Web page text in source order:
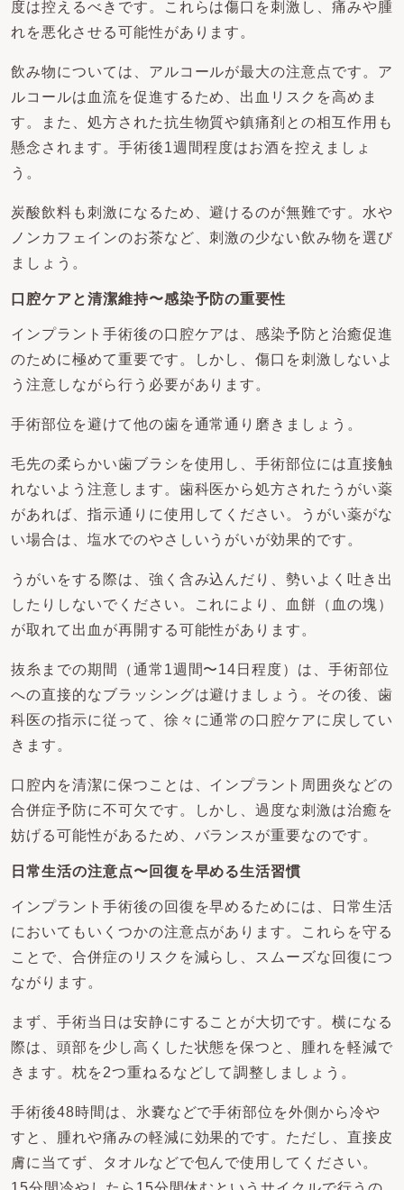
度は控えるべきです。これらは傷口を刺激し、痛みや腫
れを悪化させる可能性があります。
飲み物については、アルコールが最大の注意点です。ア
ルコールは血流を促進するため、出血リスクを高めま
す。また、処方された抗生物質や鎮痛剤との相互作用も
懸念されます。手術後1週間程度はお酒を控えましょ
う。
炭酸飲料も刺激になるため、避けるのが無難です。水や
ノンカフェインのお茶など、刺激の少ない飲み物を選び
ましょう。
口腔ケアと清潔維持〜感染予防の重要性
インプラント手術後の口腔ケアは、感染予防と治癒促進
のために極めて重要です。しかし、傷口を刺激しないよ
う注意しながら行う必要があります。
手術部位を避けて他の歯を通常通り磨きましょう。
毛先の柔らかい歯ブラシを使用し、手術部位には直接触
れないよう注意します。歯科医から処方されたうがい薬
があれば、指示通りに使用してください。うがい薬がな
い場合は、塩水でのやさしいうがいが効果的です。
うがいをする際は、強く含み込んだり、勢いよく吐き出
したりしないでください。これにより、血餅（血の塊）
が取れて出血が再開する可能性があります。
抜糸までの期間（通常1週間〜14日程度）は、手術部位
への直接的なブラッシングは避けましょう。その後、歯
科医の指示に従って、徐々に通常の口腔ケアに戻してい
きます。
口腔内を清潔に保つことは、インプラント周囲炎などの
合併症予防に不可欠です。しかし、過度な刺激は治癒を
妨げる可能性があるため、バランスが重要なのです。
日常生活の注意点〜回復を早める生活習慣
インプラント手術後の回復を早めるためには、日常生活
においてもいくつかの注意点があります。これらを守る
ことで、合併症のリスクを減らし、スムーズな回復につ
ながります。
まず、手術当日は安静にすることが大切です。横になる
際は、頭部を少し高くした状態を保つと、腫れを軽減で
きます。枕を2つ重ねるなどして調整しましょう。
手術後48時間は、氷嚢などで手術部位を外側から冷や
すと、腫れや痛みの軽減に効果的です。ただし、直接皮
膚に当てず、タオルなどで包んで使用してください。